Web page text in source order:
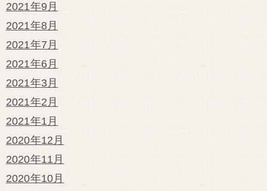
2021年9月
2021年8月
2021年7月
2021年6月
2021年3月
2021年2月
2021年1月
2020年12月
2020年11月
2020年10月